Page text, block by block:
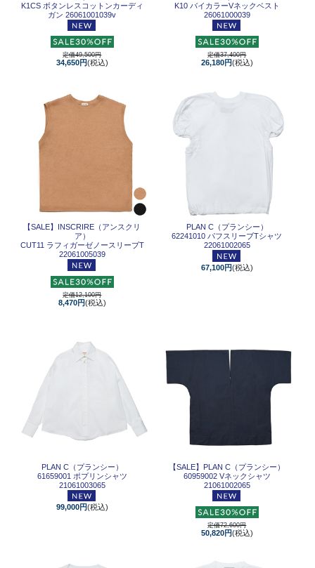
K1CS ボタンレスコットンカーディ
ガン 26061001039v
定価49,500円
34,650円(税込)
K10 バイカラーVネックベスト
26061000039
定価37,400円
26,180円(税込)
【SALE】
INSCRIRE（アンスクリ
ア）
CUT11 ラフィガーゼノースリーブT
22061005039
定価12,100円
8,470円(税込)
PLAN C（プランシー）
62241010 パフスリーブTシャツ
22061002065
67,100円(税込)
PLAN C（プランシー）
61659001 ポプリンシャツ
21061003065
99,000円(税込)
【SALE】 PLAN C（プランシー）
60959002 Vネックシャツ
21061002065
定価72,600円
50,820円(税込)